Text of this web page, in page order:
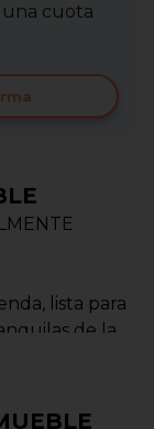
una cuota
lista para
de la